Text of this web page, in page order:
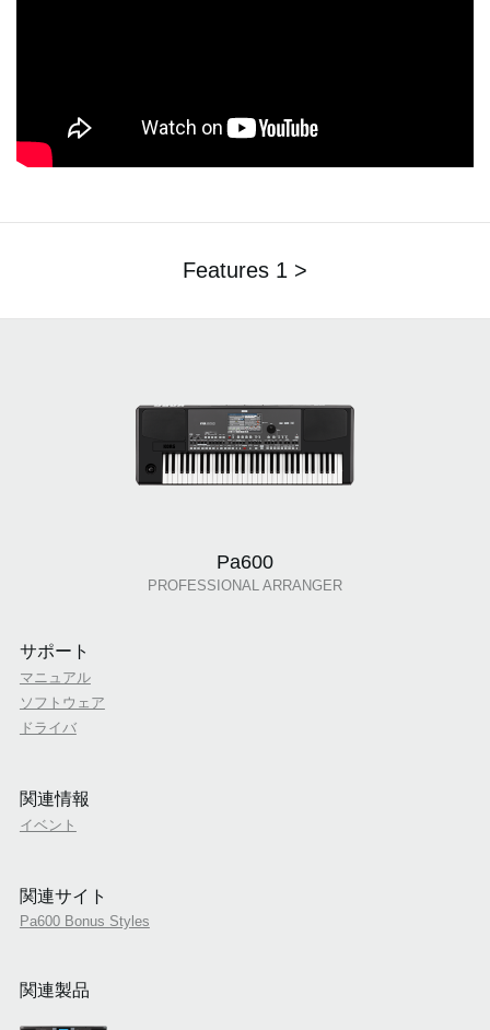
Features 1 >
Pa600
PROFESSIONAL ARRANGER
サポート
マニュアル
ソフトウェア
ドライバ
関連情報
イベント
関連サイト
Pa600 Bonus Styles
関連製品